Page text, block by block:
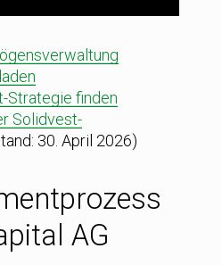
Strategie finden
Solidvest-
30. April 2026)
AG